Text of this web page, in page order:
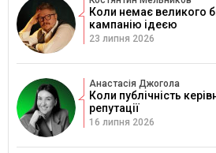
Коли немає великого
кампанію ідеєю
23 липня 2026
Анастасія Джогола
Коли публічність
репутації
16 липня 2026